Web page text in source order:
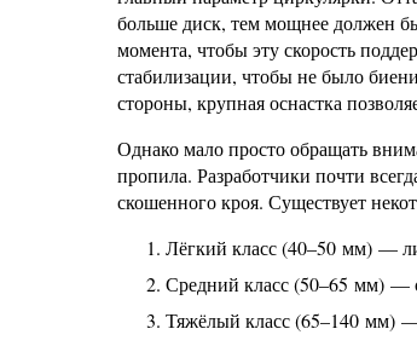
больше диск, тем мощнее должен
момента, чтобы эту скорость
стабилизации, чтобы не было
стороны, крупная оснастка
Однако мало просто обращать
пропила. Разработчики почти
скошенного кроя. Существует
Лёгкий класс (40–50 мм) —
Средний класс (50–65 мм) —
Тяжёлый класс (65–140 мм)